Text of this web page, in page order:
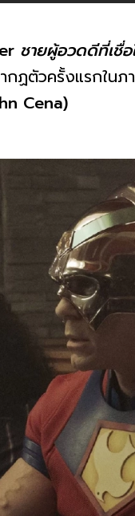
ชายผู้อวดดีที่เชื่
กฏตัวครั้งแรกใน
Cena)